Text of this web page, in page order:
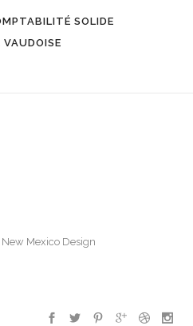
SOLIDE
VAUDOISE
Mexico Design